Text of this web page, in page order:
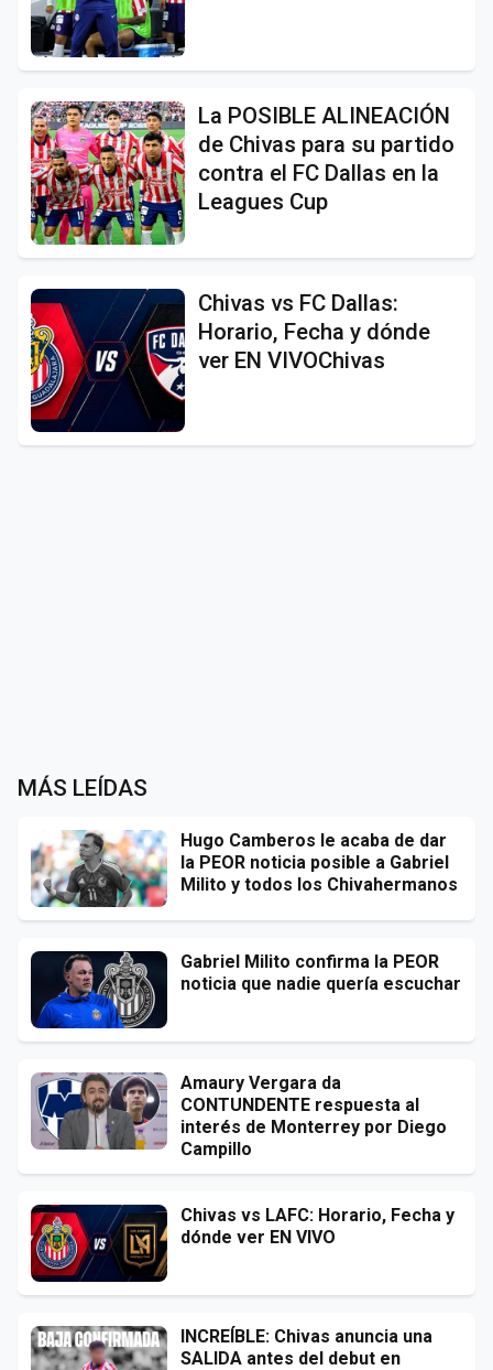
La POSIBLE ALINEACIÓN
de Chivas para su partido
contra el FC Dallas en la
Leagues Cup
Chivas vs FC Dallas:
Horario, Fecha y dónde
ver EN VIVOChivas
MÁS LEÍDAS
Hugo Camberos le acaba de dar
la PEOR noticia posible a Gabriel
Milito y todos los Chivahermanos
Gabriel Milito confirma la PEOR
noticia que nadie quería escuchar
Amaury Vergara da
CONTUNDENTE respuesta al
interés de Monterrey por Diego
Campillo
Chivas vs LAFC: Horario, Fecha y
dónde ver EN VIVO
INCREÍBLE: Chivas anuncia una
SALIDA antes del debut en